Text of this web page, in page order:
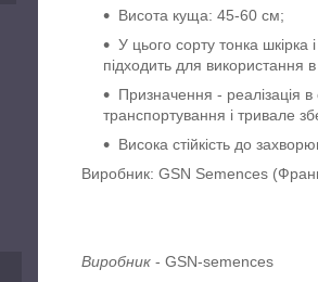
Висота куща: 45-60 см;
У цього сорту тонка шкірка
підходить для використання в
Призначення - реалізація в
транспортування і тривале
Висока стійкість до
Виробник: GSN Semences
Виробник - GSN-semences